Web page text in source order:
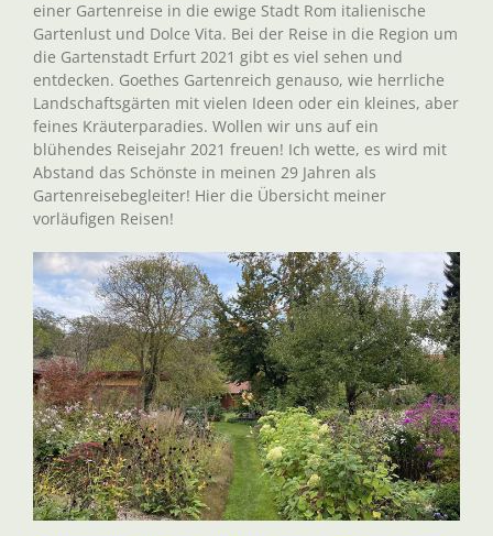
einer Gartenreise in die ewige Stadt Rom italienische
Gartenlust und Dolce Vita. Bei der Reise in die Region um
die Gartenstadt Erfurt 2021 gibt es viel sehen und
entdecken. Goethes Gartenreich genauso, wie herrliche
Landschaftsgärten mit vielen Ideen oder ein kleines, aber
feines Kräuterparadies. Wollen wir uns auf ein
blühendes Reisejahr 2021 freuen! Ich wette, es wird mit
Abstand das Schönste in meinen 29 Jahren als
Gartenreisebegleiter! Hier die Übersicht meiner
vorläufigen Reisen!